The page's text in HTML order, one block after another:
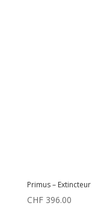
Primus –
CHF396.00